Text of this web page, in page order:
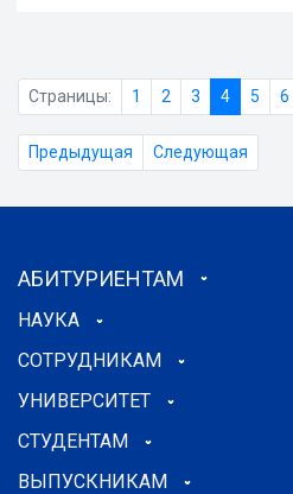
Страницы: 1 2 3 4 5 6
Предыдущая Следующая
АБИТУРИЕНТАМ
НАУКА
СОТРУДНИКАМ
УНИВЕРСИТЕТ
СТУДЕНТАМ
ВЫПУСКНИКАМ